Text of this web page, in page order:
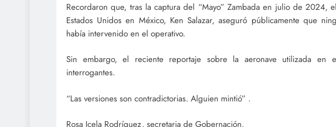
Recordaron que, tras la captura del “Mayo” Zambada en julio de 2024,
Estados Unidos en México, Ken Salazar, aseguró públicamente que
había intervenido en el operativo.
Sin embargo, el reciente reportaje sobre la aeronave utilizada en
interrogantes.
“Las versiones son contradictorias. Alguien mintió” .
Rosa Icela Rodríguez, secretaria de Gobernación.